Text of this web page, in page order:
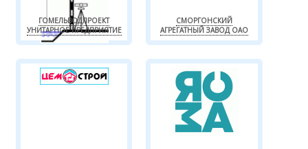
ГОМЕЛЬВОДПРОЕКТ
УНИТАРНОЕ ПРЕДПРИЯТИЕ
СМОРГОНСКИЙ
АГРЕГАТНЫЙ ЗАВОД ОАО